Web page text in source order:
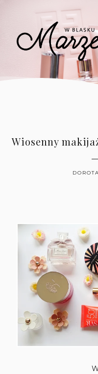
Wiosenny
DOROTA
Wiosna